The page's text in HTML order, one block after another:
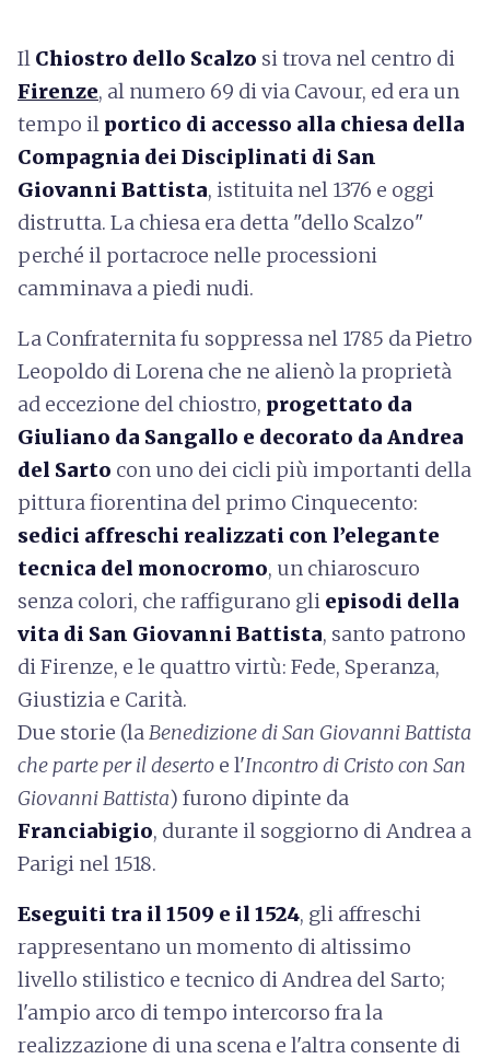
Il Chiostro dello Scalzo si trova nel centro di
Firenze, al numero 69 di via Cavour, ed era un
tempo il portico di accesso alla chiesa della
Compagnia dei Disciplinati di San
Giovanni Battista, istituita nel 1376 e oggi
distrutta. La chiesa era detta "dello Scalzo"
perché il portacroce nelle processioni
camminava a piedi nudi.
La Confraternita fu soppressa nel 1785 da Pietro
Leopoldo di Lorena che ne alienò la proprietà
ad eccezione del chiostro, progettato da
Giuliano da Sangallo e decorato da Andrea
del Sarto con uno dei cicli più importanti della
pittura fiorentina del primo Cinquecento:
sedici affreschi realizzati con l’elegante
tecnica del monocromo, un chiaroscuro
senza colori, che raffigurano gli episodi della
vita di San Giovanni Battista, santo patrono
di Firenze, e le quattro virtù: Fede, Speranza,
Giustizia e Carità.
Due storie (laBenedizione di San Giovanni Battista
che parte per il deserto e l'Incontro di Cristo con San
Giovanni Battista) furono dipinte da
Franciabigio, durante il soggiorno di Andrea a
Parigi nel 1518.
Eseguiti tra il 1509 e il 1524, gli affreschi
rappresentano un momento di altissimo
livello stilistico e tecnico di Andrea del Sarto;
l'ampio arco di tempo intercorso fra la
realizzazione di una scena e l'altra consente di